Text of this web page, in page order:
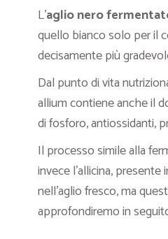
L’aglio nero
quello bianco solo per il
decisamente più
Dal punto di vita
allium contiene anche il
di fosforo, antiossidanti,
Il processo simile alla
invece l’allicina, presente
nell’aglio fresco, ma
approfondiremo in